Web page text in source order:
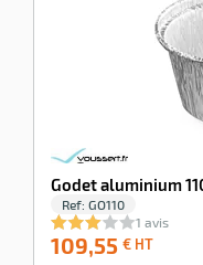
Godet aluminium
Ref: GO110
1 avis
109,55 € HT